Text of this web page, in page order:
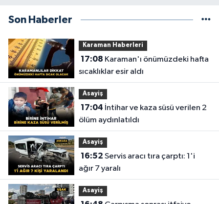
Son Haberler
Karaman Haberleri
17:08
sıcaklıklar esir aldı
Asayiş
17:04
ölüm aydınlatıldı
Asayiş
16:52
ağır 7 yaralı
Asayiş